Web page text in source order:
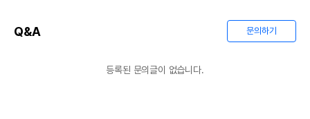
Q&A 문의하기
등록된 문의글이 없습니다.